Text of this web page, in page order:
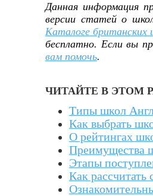
Данная информация
версии статей о
Каталоге британских
бесплатно. Если вы
вам помочь.
ЧИТАЙТЕ В ЭТОМ
Типы школ
Как выбрать
О рейтингах
Преимущества
Этапы
Как рассчитать